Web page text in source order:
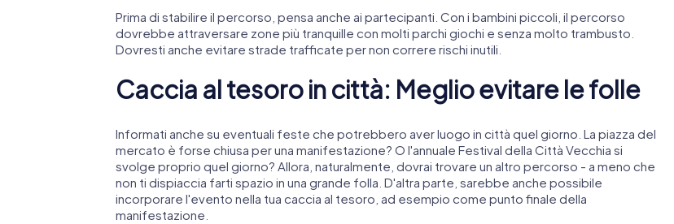
Prima di stabilire il percorso, pensa anche ai partecipanti. Con i bambini piccoli, il percorso
dovrebbe attraversare zone più tranquille con molti parchi giochi e senza molto trambusto.
Dovresti anche evitare strade trafficate per non correre rischi inutili.
Caccia al tesoro in città: Meglio evitare le folle
Informati anche su eventuali feste che potrebbero aver luogo in città quel giorno. La piazza del
mercato è forse chiusa per una manifestazione? O l'annuale Festival della Città Vecchia si
svolge proprio quel giorno? Allora, naturalmente, dovrai trovare un altro percorso - a meno che
non ti dispiaccia farti spazio in una grande folla. D'altra parte, sarebbe anche possibile
incorporare l'evento nella tua caccia al tesoro, ad esempio come punto finale della
manifestazione.